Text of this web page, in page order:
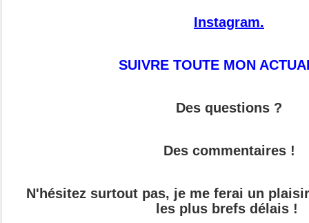
Instagram.
SUIVRE TOUTE MON
Des questions ?
Des commentaires !
N'hésitez surtout pas, je me ferai un
les plus brefs délais !